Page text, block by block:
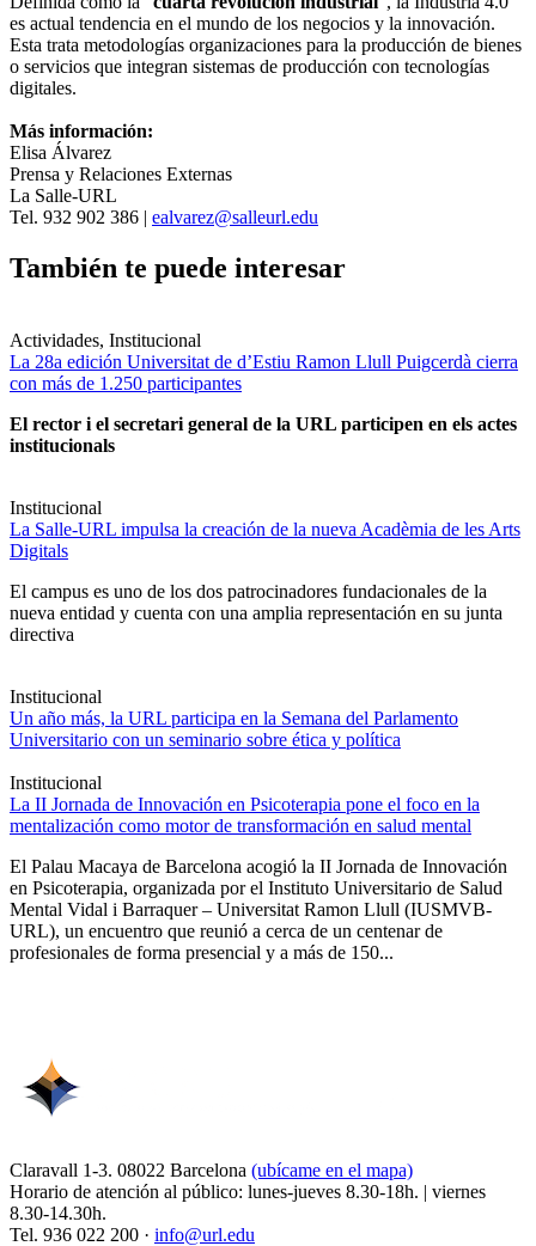
es actual tendencia en el mundo de los negocios y la innovación.
Esta trata metodologías organizaciones para la producción de bienes
o servicios que integran sistemas de producción con tecnologías
digitales.
Más información:
Elisa Álvarez
Prensa y Relaciones Externas
La Salle-URL
Tel. 932 902 386 | ealvarez@salleurl.edu
También te puede interesar
Actividades, Institucional
La 28a edición Universitat de d’Estiu Ramon Llull Puigcerdà cierra
con más de 1.250 participantes
El rector i el secretari general de la URL participen en els actes
institucionals
Institucional
La Salle-URL impulsa la creación de la nueva Acadèmia de les Arts
Digitals
El campus es uno de los dos patrocinadores fundacionales de la
nueva entidad y cuenta con una amplia representación en su junta
directiva
Institucional
Un año más, la URL participa en la Semana del Parlamento
Universitario con un seminario sobre ética y política
Institucional
La II Jornada de Innovación en Psicoterapia pone el foco en la
mentalización como motor de transformación en salud mental
El Palau Macaya de Barcelona acogió la II Jornada de Innovación
en Psicoterapia, organizada por el Instituto Universitario de Salud
Mental Vidal i Barraquer – Universitat Ramon Llull (IUSMVB-
URL), un encuentro que reunió a cerca de un centenar de
profesionales de forma presencial y a más de 150...
Claravall 1-3. 08022 Barcelona (ubícame en el mapa)
Horario de atención al público: lunes-jueves 8.30-18h. | viernes
8.30-14.30h.
Tel. 936 022 200 · info@url.edu